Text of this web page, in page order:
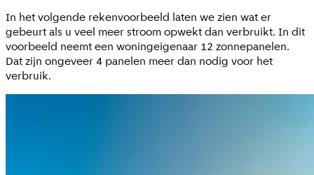
In het volgende rekenvoorbeeld laten we zien wat er
gebeurt als u veel meer stroom opwekt dan verbruikt. In dit
voorbeeld neemt een woningeigenaar 12 zonnepanelen.
Dat zijn ongeveer 4 panelen meer dan nodig voor het
verbruik.